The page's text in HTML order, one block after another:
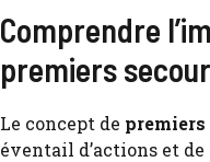
Comprendre
premiers
Le concept de premiers
éventail d’actions et